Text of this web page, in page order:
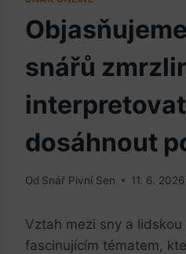
snářů
dosáhnout
Od Snář Pivní Sen 11. 6. 2026
Vztah mezi sny a lidskou⁣
fascinujícím tématem,